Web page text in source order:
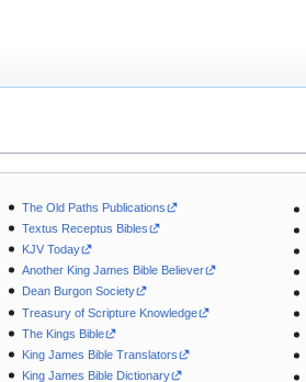
The Old Paths Publications
Textus Receptus Bibles
KJV Today
Another King James Bible Believer
Dean Burgon Society
Treasury of Scripture Knowledge
The Kings Bible
King James Bible Translators
King James Bible Dictionary